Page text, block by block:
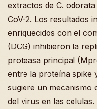
extractos de C.
CoV-2. Los resultados
enriquecidos con el
(DCG) inhibieron la
proteasa principal
entre la proteína spike
sugiere un mecanismo
del virus en las células.